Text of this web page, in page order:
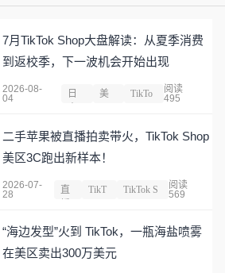
7月TikTok Shop大盘解读：从夏季消费
到返校季，下一波机会开始出现
2026-08-
04
日
美
TikTo
阅读
495
二手苹果被直播拍卖带火，TikTok Shop
美区3C跑出新样本！
2026-07-
28
直
TikT
TikTok S
阅读
569
“海边发型”火到 TikTok，一瓶海盐喷雾
在美区卖出300万美元